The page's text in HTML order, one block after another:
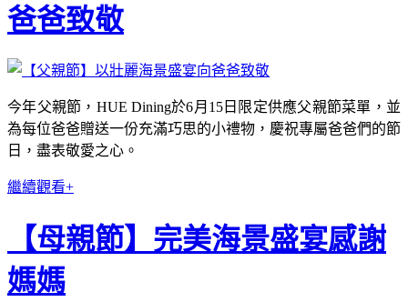
爸爸致敬
今年父親節，HUE Dining於6月15日限定供應父親節菜單，並
為每位爸爸贈送一份充滿巧思的小禮物，慶祝專屬爸爸們的節
日，盡表敬愛之心。
繼續觀看+
【母親節】完美海景盛宴感謝
媽媽